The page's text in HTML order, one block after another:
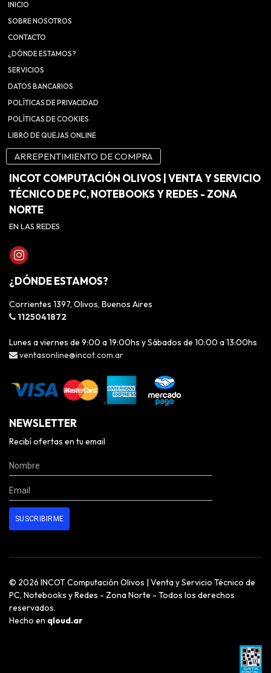
INICIO
SOBRE NOSOTROS
CONTACTO
¿DÓNDE ESTAMOS?
SERVICIOS
DATOS BANCARIOS
POLÍTICAS DE PRIVACIDAD
POLÍTICAS DE COOKIES
LIBRO DE QUEJAS ONLINE
ARREPENTIMIENTO DE COMPRA
INCOT COMPUTACIÓN OLIVOS | VENTA Y SERVICIO
TÉCNICO DE PC, NOTEBOOKS Y REDES - ZONA
NORTE
EN LAS REDES
¿DÓNDE ESTAMOS?
Corrientes 1397, Olivos, Buenos Aires
1125041872
Lunes a viernes de 9:00 a 19:00hs y Sábados de 10:00 a 13:00hs
ventasonline@incot.com.ar
NEWSLETTER
Recibí ofertas en tu email
© 2026 INCOT Computación Olivos | Venta y Servicio Técnico de
PC, Notebooks y Redes - Zona Norte - Todos los derechos
reservados.
Hecho en qloud.ar